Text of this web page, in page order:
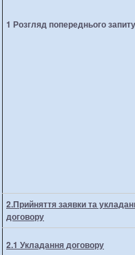
1 Розгляд попереднього запиту
2.Прийняття заявки та
договору
2.1 Укладання договору